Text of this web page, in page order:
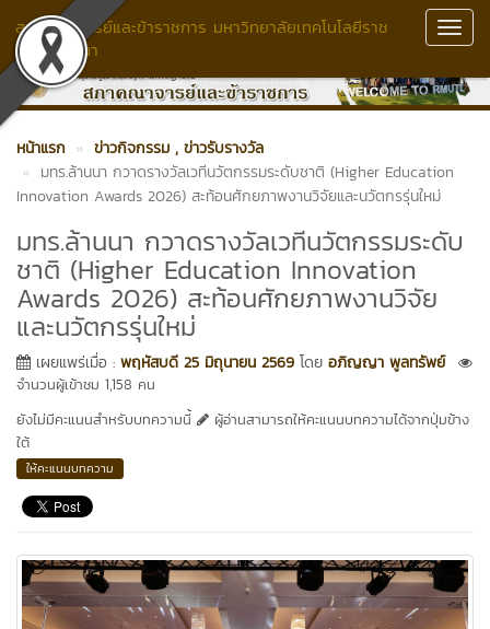
สภาคณาจารย์และข้าราชการ มหาวิทยาลัยเทคโนโลยีราช
มงคลล้านนา
หน้าแรก ข่าวกิจกรรม , ข่าวรับรางวัล
มทร.ล้านนา กวาดรางวัลเวทีนวัตกรรมระดับชาติ (Higher Education
Innovation Awards 2026) สะท้อนศักยภาพงานวิจัยและนวัตกรรุ่นใหม่
มทร.ล้านนา กวาดรางวัลเวทีนวัตกรรมระดับ
ชาติ (Higher Education Innovation
Awards 2026) สะท้อนศักยภาพงานวิจัย
และนวัตกรรุ่นใหม่
เผยแพร่เมื่อ : พฤหัสบดี 25 มิถุนายน 2569 โดย อภิญญา พูลทรัพย์
จำนวนผู้เข้าชม 1,158 คน
ยังไม่มีคะแนนสำหรับบทความนี้
ผู้อ่านสามารถให้คะแนนบทความได้จากปุ่มข้าง
ใต้
ให้คะแนนบทความ